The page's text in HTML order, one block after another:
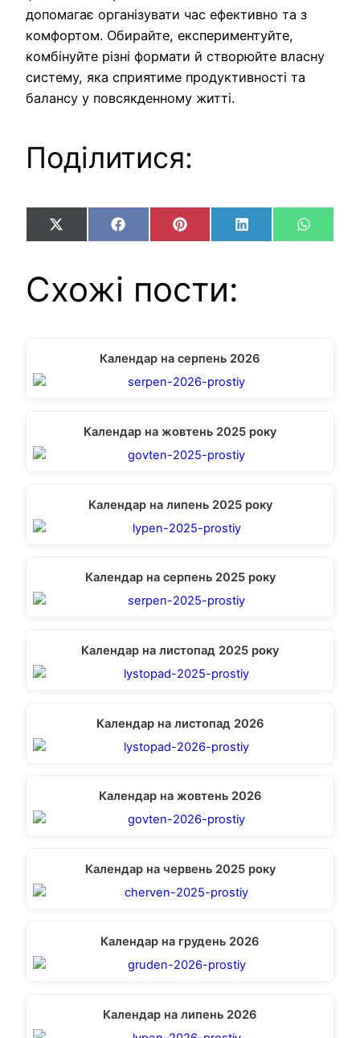
допомагає організувати час ефективно та з
комфортом. Обирайте, експериментуйте,
комбінуйте різні формати й створюйте власну
систему, яка сприятиме продуктивності та
балансу у повсякденному житті.
Поділитися:
Share
on
X
(Twitter)
Share
on
FacebookShare
on
Pinterest Share
on
LinkedIn Share
on
Схожі пости:
Календар на серпень 2026
Календар на жовтень 2025 року
Календар на липень 2025 року
Календар на серпень 2025 року
Календар на листопад 2025 року
Календар на листопад 2026
Календар на жовтень 2026
Календар на червень 2025 року
Календар на грудень 2026
Календар на липень 2026